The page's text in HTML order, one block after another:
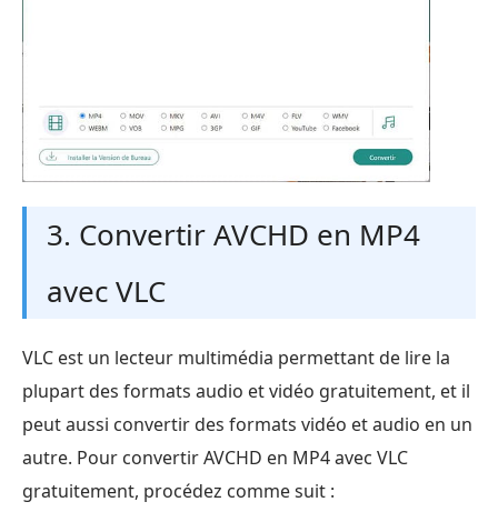
3. Convertir AVCHD en MP4
avec VLC
VLC est un lecteur multimédia permettant de lire la
plupart des formats audio et vidéo gratuitement, et il
peut aussi convertir des formats vidéo et audio en un
autre. Pour convertir AVCHD en MP4 avec VLC
gratuitement, procédez comme suit :